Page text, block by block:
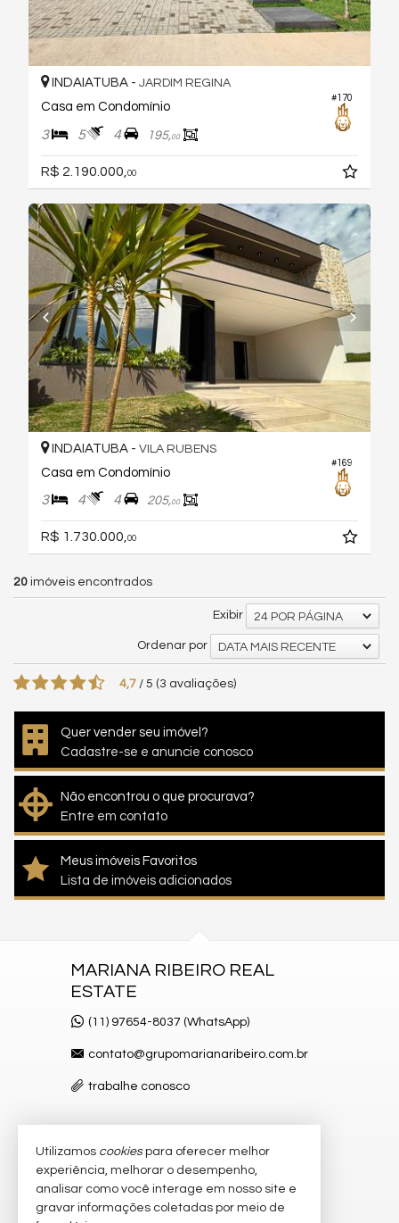
#170
INDAIATUBA - JARDIM REGINA
Casa em Condomínio
3 5 4 195,00
R$ 2.190.000, 00
#169
INDAIATUBA - VILA RUBENS
Casa em Condomínio
3 4 4 205,00
R$ 1.730.000, 00
20 imóveis encontrados
Exibir 24 POR PÁGINA
Ordenar por DATA MAIS RECENTE
4,7 / 5 (3 avaliações)
Quer vender seu imóvel?
Cadastre-se e anuncie conosco
Não encontrou o que procurava?
Entre em contato
Meus imóveis Favoritos
Lista de imóveis adicionados
MARIANA RIBEIRO REAL
ESTATE
(11) 97654-8037 (WhatsApp)
contato@grupomarianaribeiro.com.br
trabalhe conosco
VEJA MAIS
receba nosso newsletter
Utilizamos cookiespara oferecer melhor
experiência, melhorar o desempenho,
analisar como você interage em nosso site e
gravar informações coletadas por meio de